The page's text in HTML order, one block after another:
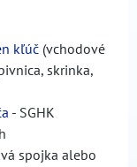
kľúč (vchodové
skrinka,
- SGHK
spojka alebo